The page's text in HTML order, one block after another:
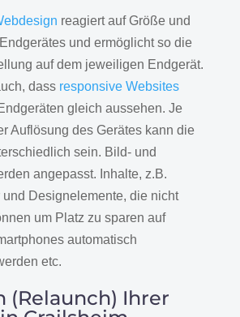
reagiert auf Größe und
und ermöglicht so die
auf dem jeweiligen Endgerät.
dass responsive Websites
gleich aussehen. Je
Auflösung des Gerätes kann die
sein. Bild- und
angepasst. Inhalte, z.B.
Designelemente, die nicht
um Platz zu sparen auf
automatisch
etc.
(Relaunch) Ihrer